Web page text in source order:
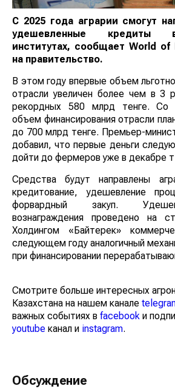
С 2025 года аграрии смогут
удешевленные кредиты
институтах, сообщает World of
на правительство.
В этом году впервые объем
отрасли увеличен более чем в 3
рекордных 580 млрд тенге. Со
объем финансирования отрасли
до 700 млрд тенге. Премьер-
добавил, что первые деньги
дойти до фермеров уже в декабре
Средства будут направлены
кредитование, удешевление
форвардный закуп.
вознаграждения проведено на
Холдингом «Байтерек»
следующем году аналогичный
при финансировании
Смотрите больше интересных
Казахстана на нашем канале
важных событиях в facebook и
youtube канал и instagram.
Обсуждение